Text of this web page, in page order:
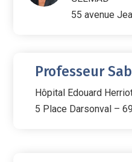
55 avenue
Professeur
Hôpital Edouard
5 Place Darsonval –